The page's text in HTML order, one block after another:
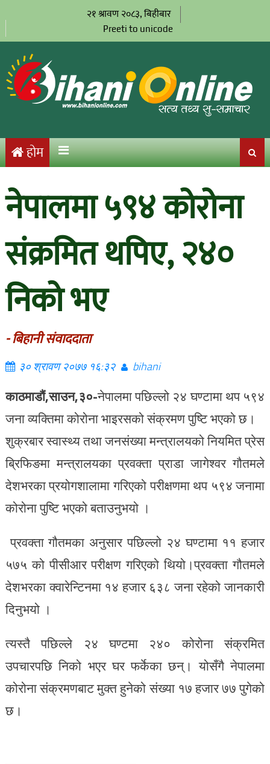
२१ श्रावण २०८३, बिहीबार
Preeti to unicode
होम
नेपालमा ५९४ कोरोना
संक्रमित थपिए, २४०
निको भए
- बिहानी संवाददाता
३० श्रावण २०७७ १६:३२ bihani
काठमाडौं,साउन,३०-नेपालमा पछिल्लो २४ घण्टामा थप ५९४
जना व्यक्तिमा कोरोना भाइरसको संक्रमण पुष्टि भएको छ।
शुक्रबार स्वास्थ्य तथा जनसंख्या मन्त्रालयको नियमित प्रेस
ब्रिफिङमा मन्त्रालयका प्रवक्ता प्राडा जागेश्वर गौतमले
देशभरका प्रयोगशालामा गरिएको परीक्षणमा थप ५९४ जनामा
कोरोना पुष्टि भएको बताउनुभयो ।
प्रवक्ता गौतमका अनुसार पछिल्लो २४ घण्टामा ११ हजार
५७५ को पीसीआर परीक्षण गरिएको थियो।प्रवक्ता गौतमले
देशभरका क्वारेन्टिनमा १४ हजार ६३८ जना रहेको जानकारी
दिनुभयो ।
त्यस्तै पछिल्ले २४ घण्टमा २४० कोरोना संक्रमित
उपचारपछि निको भएर घर फर्केका छन्। योसँगै नेपालमा
कोरोना संक्रमणबाट मुक्त हुनेको संख्या १७ हजार ७७ पुगेको
छ।